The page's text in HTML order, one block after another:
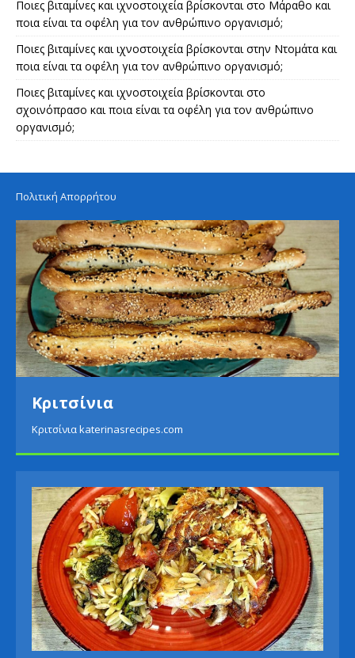
Ποιες βιταμίνες και ιχνοστοιχεία βρίσκονται στο Μάραθο και
ποια είναι τα οφέλη για τον ανθρώπινο οργανισμό;
Ποιες βιταμίνες και ιχνοστοιχεία βρίσκονται στην Ντομάτα και
ποια είναι τα οφέλη για τον ανθρώπινο οργανισμό;
Ποιες βιταμίνες και ιχνοστοιχεία βρίσκονται στο
σχοινόπρασο και ποια είναι τα οφέλη για τον ανθρώπινο
οργανισμό;
Πολιτική Απορρήτου
Κριτσίνια
Κριτσίνια katerinasrecipes.com